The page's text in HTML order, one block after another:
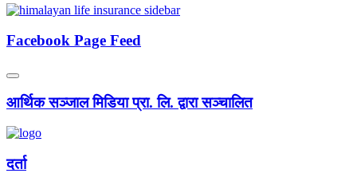
Facebook Page Feed
आर्थिक सञ्जाल मिडिया प्रा. लि. द्वारा सञ्चालित
दर्ता